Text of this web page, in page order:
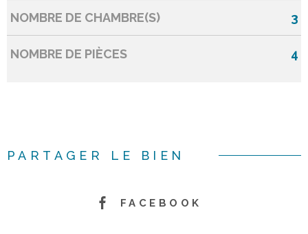
NOMBRE DE CHAMBRE(S) 3
NOMBRE DE PIÈCES 4
PARTAGER LE BIEN
FACEBOOK